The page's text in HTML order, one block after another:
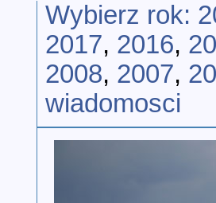
Wybierz rok:
2017, 2016,
2008, 2007,
wiadomosci